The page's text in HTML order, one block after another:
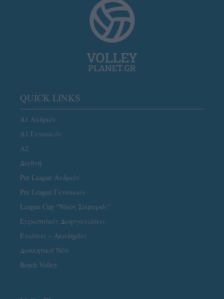
QUICK LINKS
Α1 Ανδρών
Α1 Γυναικών
A2
Διεθνή
Pre League Ανδρών
Pre League Γυναικών
League Cup “Νίκος Σαμαράς”
Ευρωπαϊκές Διοργανώσεις
Ενώσεις – Ακαδημίες
Διοικητικά Νέα
Beach Volley